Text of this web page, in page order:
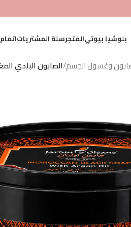
بلوشيا بيوتيالمتجرسلة المشتريات
وغسول الجسم/الصابون البلدي المغربي بزيت